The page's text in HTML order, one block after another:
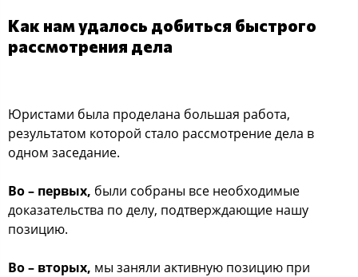
Как нам удалось добиться быстрого
рассмотрения дела
Юристами была проделана большая работа,
результатом которой стало рассмотрение дела в
одном заседание.
Во – первых, были собраны все необходимые
доказательства по делу, подтверждающие нашу
позицию.
Во – вторых, мы заняли активную позицию при